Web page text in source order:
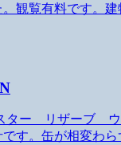
観覧有料です。
スター リザーブ
す。缶が相変わ